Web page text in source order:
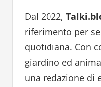
:
Dal 2022,
riferimento per
quotidiana. Con
giardino ed
una redazione di